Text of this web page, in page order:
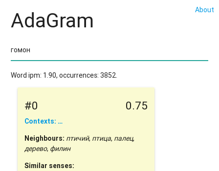
About
AdaGram
Word ipm: 1.90, occurrences: 3852.
#0 0.75
Contexts: …
Neighbours: птичий, птица, палец,
дерево, филин
Similar senses: